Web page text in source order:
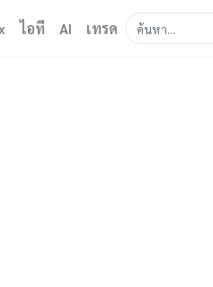
ไอที AI เทรด